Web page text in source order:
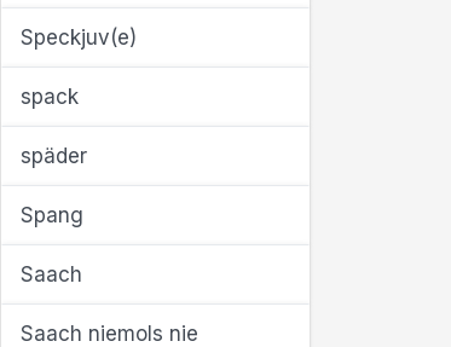
Speckjuv(e)
spack
späder
Spang
Saach
Saach niemols nie